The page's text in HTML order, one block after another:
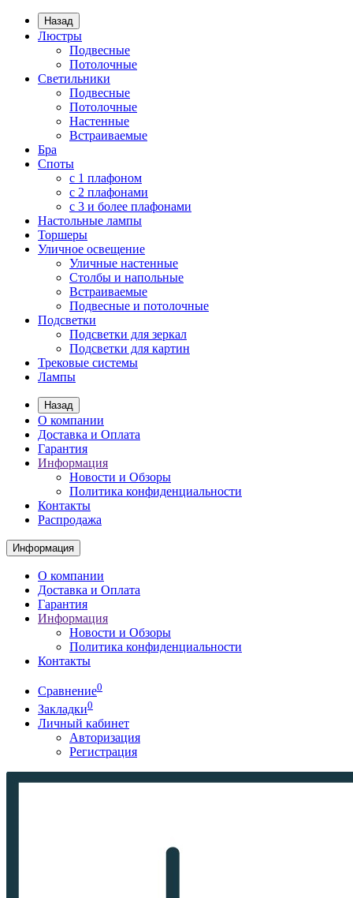
Назад
Люстры
Подвесные
Потолочные
Светильники
Подвесные
Потолочные
Настенные
Встраиваемые
Бра
Споты
с 1 плафоном
с 2 плафонами
с 3 и более плафонами
Настольные лампы
Торшеры
Уличное освещение
Уличные настенные
Столбы и напольные
Встраиваемые
Подвесные и потолочные
Подсветки
Подсветки для зеркал
Подсветки для картин
Трековые системы
Лампы
Назад
О компании
Доставка и Оплата
Гарантия
Информация
Новости и Обзоры
Политика конфиденциальности
Контакты
Распродажа
Информация
О компании
Доставка и Оплата
Гарантия
Информация
Новости и Обзоры
Политика конфиденциальности
Контакты
Сравнение0
Закладки0
Личный кабинет
Авторизация
Регистрация